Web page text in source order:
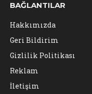
BAĞLANTILAR
Hakkımızda
Geri Bildirim
Gizlilik Politikası
Reklam
İletişim